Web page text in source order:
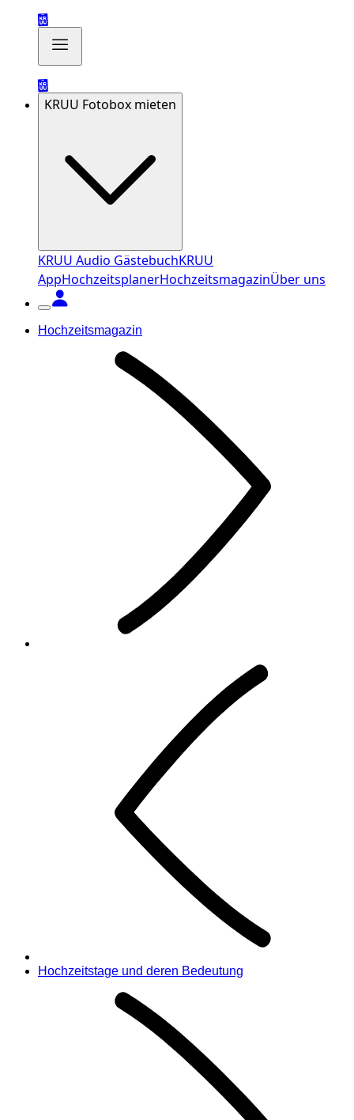
KRUU Fotobox mieten
KRUU Audio GästebuchKRUU
AppHochzeitsplanerHochzeitsmagazinÜber uns
Hochzeitsmagazin
Hochzeitstage und deren Bedeutung